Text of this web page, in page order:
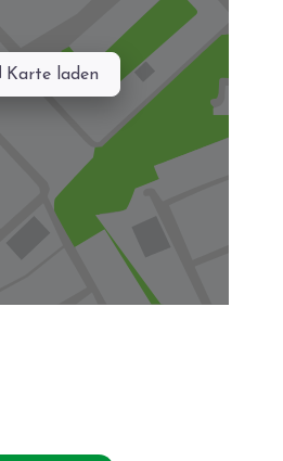
Karte laden